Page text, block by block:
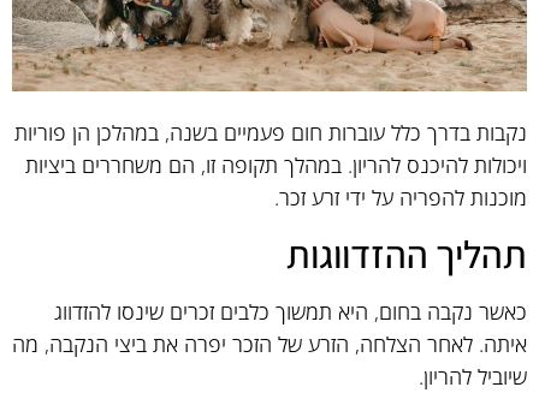
נקבות בדרך כלל עוברות חום פעמיים בשנה, במהלכן הן פוריות
ויכולות להיכנס להריון. במהלך תקופה זו, הם משחררים ביציות
מוכנות להפריה על ידי זרע זכר.
תהליך ההזדווגות
כאשר נקבה בחום, היא תמשוך כלבים זכרים שינסו להזדווג
איתה. לאחר הצלחה, הזרע של הזכר יפרה את ביצי הנקבה, מה
שיוביל להריון.